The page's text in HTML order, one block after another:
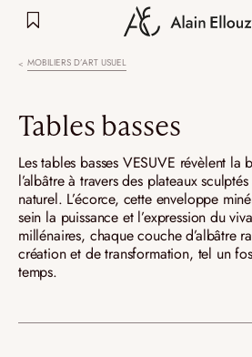
MOBILIERS D’ART USUEL
Tables basses
Les tables basses VESUVE révèlent la
l’albâtre à travers des plateaux
naturel. L’écorce, cette enveloppe
sein la puissance et l’expression du
millénaires, chaque couche d’albâtre
création et de transformation, tel un
temps.